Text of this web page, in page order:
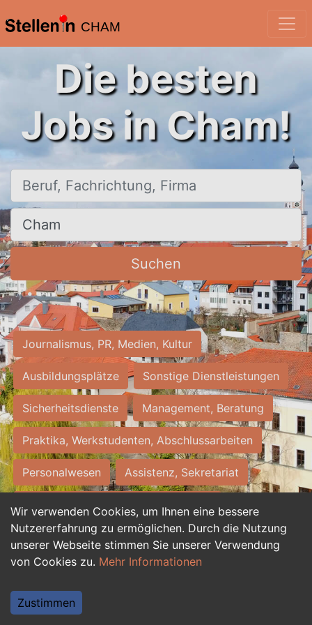
CHAM
Wir verwenden Cookies, um Ihnen eine bessere
Nutzererfahrung zu ermöglichen. Durch die Nutzung
unserer Webseite stimmen Sie unserer Verwendung
von Cookies zu. Mehr Informationen
Zustimmen
Die besten
Jobs in Cham!
Beruf, Fachrichtung, Firma
Ort, Stadt
Suchen
Journalismus, PR, Medien, Kultur
Ausbildungsplätze Sonstige Dienstleistungen
Sicherheitsdienste Management, Beratung
Praktika, Werkstudenten, Abschlussarbeiten
Personalwesen Assistenz, Sekretariat
Hilfskräfte, Aushilfs- und Nebenjobs
Einkauf, Logistik, Materialwirtschaft
Weiterbildung, Studium, duale Ausbildung
Tourismus